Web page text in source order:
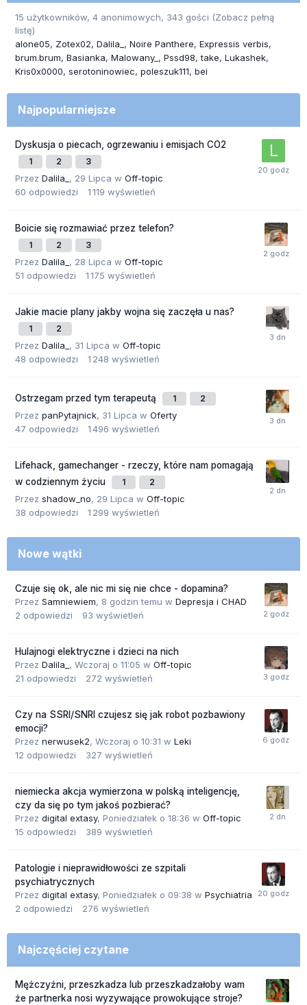
15 użytkowników, 4 anonimowych, 343 gości (Zobacz pełną
listę)
alone05
Zotex02 Dalila_ Noire Panthere Expressis verbis
brum.brum Basianka Malowany_ Pssd98 take Lukashek
Kris0x0000 serotoninowiec poleszuk111 bei
Najpopularniejsze
Dyskusja o piecach, ogrzewaniu i emisjach CO2
1 2 3
Przez Dalila_ , 29 Lipca w Off-topic
60 odpowiedzi 1 119 wyświetleń
Boicie się rozmawiać przez telefon?
1 2 3
Przez Dalila_ , 28 Lipca w Off-topic
51 odpowiedzi 1 175 wyświetleń
Jakie macie plany jakby wojna się zaczęła u nas?
1 2
Przez Dalila_ , 31 Lipca w Off-topic
48 odpowiedzi 1 248 wyświetleń
Ostrzegam przed tym terapeutą 1 2
Przez panPytajnick, 31 Lipca w Oferty
47 odpowiedzi 1 496 wyświetleń
Lifehack, gamechanger - rzeczy, które nam pomagają
w codziennym życiu
1 2
Przez shadow_no, 29 Lipca w Off-topic
38 odpowiedzi 1 299 wyświetleń
Nowe wątki
Czuje się ok, ale nic mi się nie chce - dopamina?
Przez Samniewiem, 8 godzin temu w Depresja i CHAD
2 odpowiedzi 93 wyświetleń
Hulajnogi elektryczne i dzieci na nich
Przez Dalila_ , Wczoraj o 11:05 w Off-topic
21 odpowiedzi 272 wyświetleń
Czy na SSRI/SNRI czujesz się jak robot pozbawiony
emocji?
Przez nerwusek2, Wczoraj o 10:31 w Leki
12 odpowiedzi 327 wyświetleń
niemiecka akcja wymierzona w polską inteligencję,
czy da się po tym jakoś pozbierać?
Przez digital extasy, Poniedziałek o 18:36 w Off-topic
15 odpowiedzi 389 wyświetleń
Patologie i nieprawidłowości ze szpitali
psychiatrycznych
Przez digital extasy, Poniedziałek o 09:38 w Psychiatria
2 odpowiedzi 276 wyświetleń
Najczęściej czytane
Mężczyźni, przeszkadza lub przeszkadzałoby wam
że partnerka nosi wyzywające prowokujące stroje?